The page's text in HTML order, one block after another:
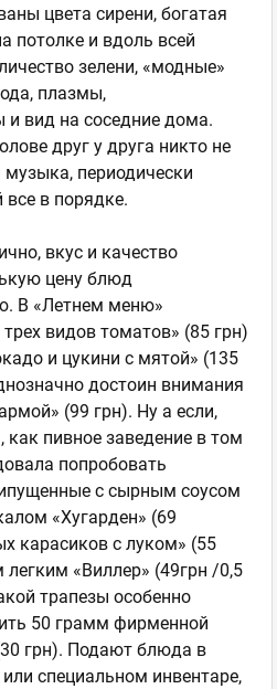
цвета сирени, богатая
потолке и вдоль всей
зелени, «модные»
плазмы,
вид на соседние дома.
друг у друга никто не
музыка, периодически
в порядке.
вкус и качество
цену блюд
В «Летнем меню»
видов томатов» (85 грн)
и цукини с мятой» (135
достоин внимания
(99 грн). Ну а если,
как пивное заведение в том
попробовать
с сырным соусом
«Хугарден» (69
карасиков с луком» (55
«Виллер» (49грн /0,5
трапезы особенно
50 грамм фирменной
грн). Подают блюда в
специальном инвентаре,